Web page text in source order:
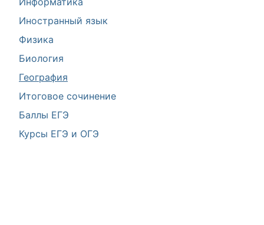
Иностранный язык
Физика
Биология
География
Итоговое сочинение
Баллы ЕГЭ
Курсы ЕГЭ и ОГЭ